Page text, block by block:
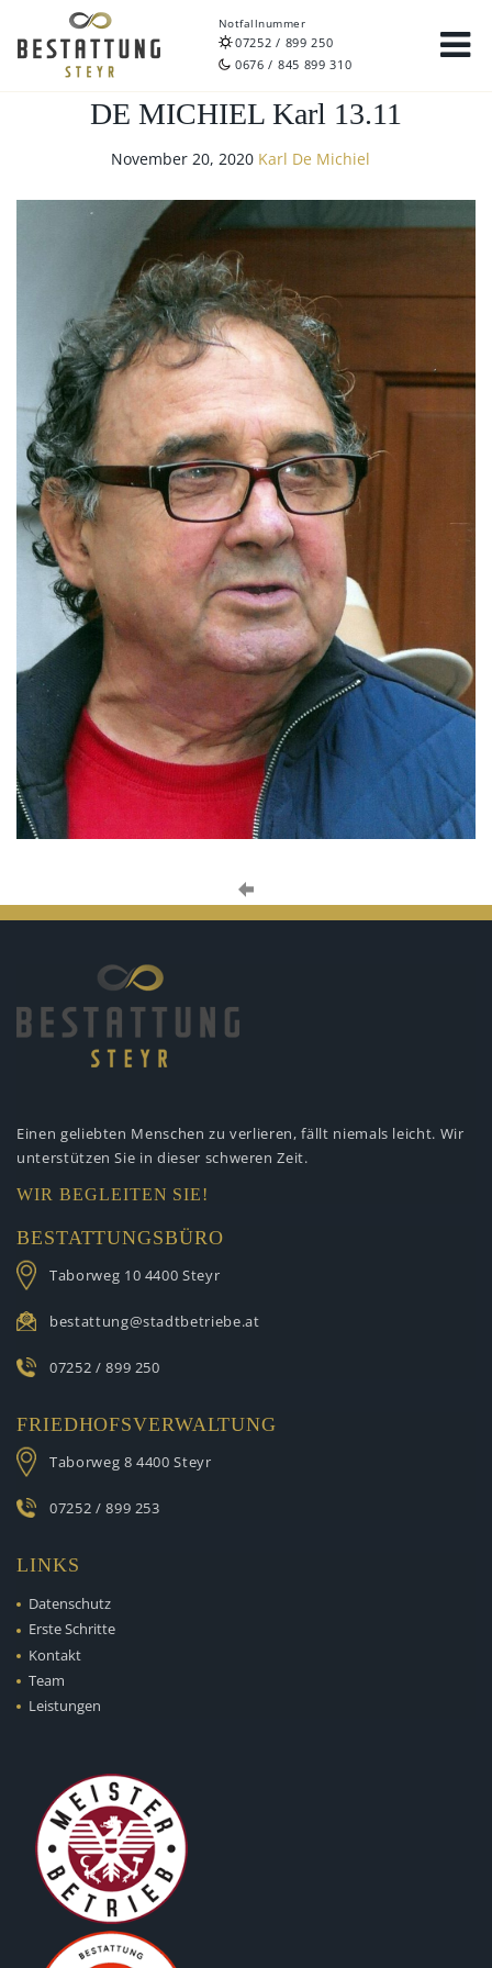
Notfallnummer
07252 / 899 250
0676 / 845 899 310
DE MICHIEL Karl 13.11
November 20, 2020 Karl De Michiel
Einen geliebten Menschen zu verlieren, fällt niemals leicht. Wir
unterstützen Sie in dieser schweren Zeit.
WIR BEGLEITEN SIE!
BESTATTUNGSBÜRO
Taborweg 10 4400 Steyr
bestattung@stadtbetriebe.at
07252 / 899 250
FRIEDHOFSVERWALTUNG
Taborweg 8 4400 Steyr
07252 / 899 253
LINKS
Datenschutz
Erste Schritte
Kontakt
Team
Leistungen